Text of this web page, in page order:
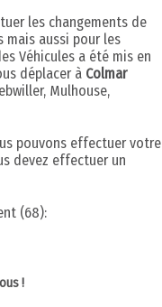
les changements de
aussi pour les
Véhicules a été mis en
déplacer à Colmar
Mulhouse,
pouvons effectuer votre
devez effectuer un
(68):
!